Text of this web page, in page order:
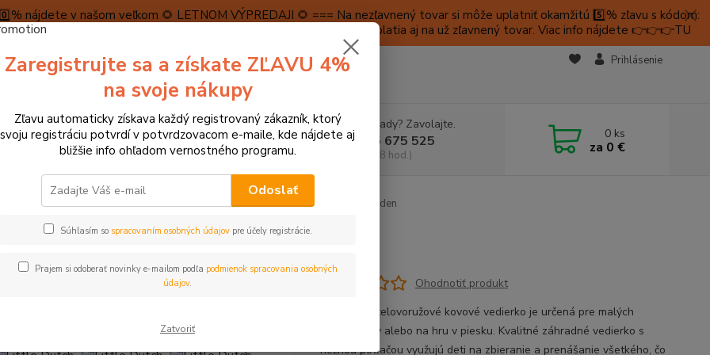
nájdete v našom veľkom 🌻 LETNOM VÝPREDAJI 🌻 === Na nezľavnený tovar si môže uplatniť okamžitú 5️⃣% zľavu s kódom:
máme teraz pripravené špeciálne zľavy až do výšky 1️⃣5️⃣% , ktoré platia aj na už zľavnený tovar. Viac info nájdete 👉👉👉TU
A PLATBA RECENZIE 👉VRÁTENIE TOVARU👈
KONTAKTY
Prihlásenie
Hľadať
Neviete si rady? Zavolajte.
+421 905 675 525
(Po-Pia, 9-18 hod.)
0 ks
za 0 €
► HRAČKY NA ZÁHRADU, DO VODY A PIESKU Little Dutch Vedierko Fairy Garden
Vedierko Fairy Garden
Ohodnotiť produkt
Krásne pastelovoružové kovové vedierko je určená pre malých
záhradníkov alebo na hru v piesku. Kvalitné záhradné vedierko s
nežnou potlačou využujú deti na zbieranie a prenášanie všetkého, čo
Zaregistrujte sa a získate ZĽAVU 4%
na svoje nákupy
Zľavu automaticky získava každý registrovaný zákazník, ktorý
svoju registráciu potvrdí v potvrdzovacom e-maile, kde nájdete aj
bližšie info ohľadom vernostného programu.
Odoslať
Súhlasím so spracovaním osobných údajovpre účely registrácie.
Prajem si odoberať novinky e-mailom podľa podmienok spracovania osobných
údajov.
Zatvoriť